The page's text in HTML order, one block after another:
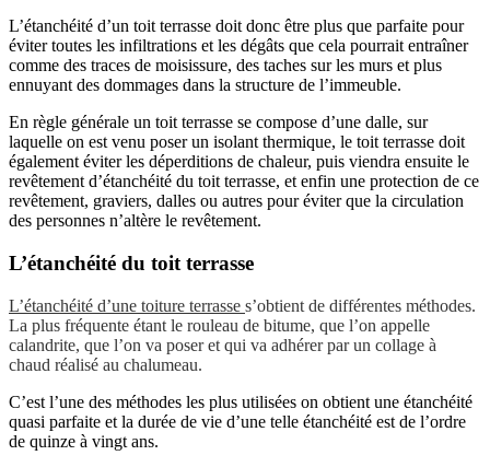
L’étanchéité d’un toit terrasse doit donc être plus que parfaite pour
éviter toutes les infiltrations et les dégâts que cela pourrait entraîner
comme des traces de moisissure, des taches sur les murs et plus
ennuyant des dommages dans la structure de l’immeuble.
En règle générale un toit terrasse se compose d’une dalle, sur
laquelle on est venu poser un isolant thermique, le toit terrasse doit
également éviter les déperditions de chaleur, puis viendra ensuite le
revêtement d’étanchéité du toit terrasse, et enfin une protection de ce
revêtement, graviers, dalles ou autres pour éviter que la circulation
des personnes n’altère le revêtement.
L’étanchéité du toit terrasse
L’étanchéité d’une toiture terrasse s’obtient de différentes méthodes.
La plus fréquente étant le rouleau de bitume, que l’on appelle
calandrite, que l’on va poser et qui va adhérer par un collage à
chaud réalisé au chalumeau.
C’est l’une des méthodes les plus utilisées on obtient une étanchéité
quasi parfaite et la durée de vie d’une telle étanchéité est de l’ordre
de quinze à vingt ans.